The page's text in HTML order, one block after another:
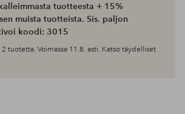
tuotteesta + 15%
muista tuotteista. Sis. paljon
koodi: 3015
tuotetta. Voimassa 11.8. asti. Katso täydelliset